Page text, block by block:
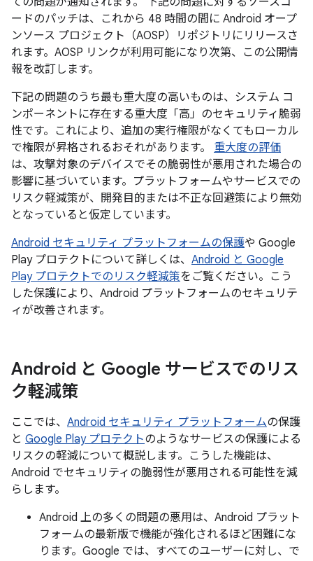
ードのパッチは、これから 48 時間の間に Android オープ
ンソース プロジェクト（AOSP）リポジトリにリリースさ
れます。AOSP リンクが利用可能になり次第、この公開情
報を改訂します。
下記の問題のうち最も重大度の高いものは、システム コ
ンポーネントに存在する重大度「高」のセキュリティ脆弱
性です。これにより、追加の実行権限がなくてもローカル
で権限が昇格されるおそれがあります。 重大度の評価
は、攻撃対象のデバイスでその脆弱性が悪用された場合の
影響に基づいています。プラットフォームやサービスでの
リスク軽減策が、開発目的または不正な回避策により無効
となっていると仮定しています。
Android セキュリティ プラットフォームの保護や Google
Play プロテクトについて詳しくは、 Android と Google
Play プロテクトでのリスク軽減策をご覧ください。こう
した保護により、Android プラットフォームのセキュリテ
ィが改善されます。
Android と Google サービスでのリス
ク軽減策
ここでは、 Android セキュリティ プラットフォームの保護
と Google Play プロテクトのようなサービスの保護による
リスクの軽減について概説します。こうした機能は、
Android でセキュリティの脆弱性が悪用される可能性を減
らします。
Android 上の多くの問題の悪用は、Android プラット
フォームの最新版で機能が強化されるほど困難にな
ります。Google では、すべてのユーザーに対し、で